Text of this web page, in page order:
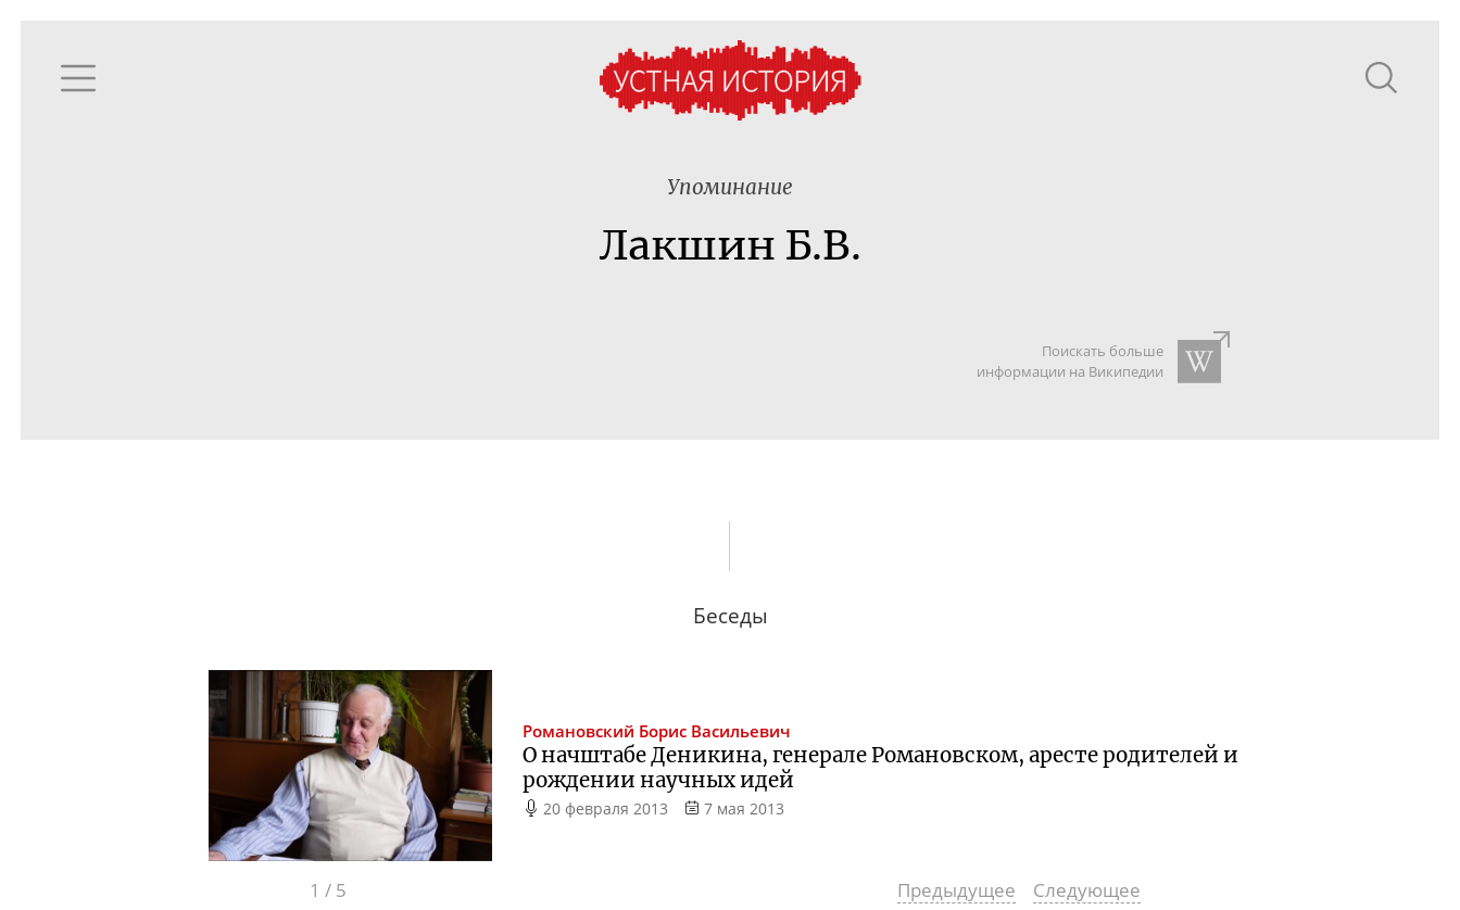
Упоминание
Лакшин Б.В.
Поискать больше
информации на Википедии
Беседы
Романовский Борис Васильевич
О начштабе Деникина, генерале Романовском, аресте родителей и
рождении научных идей
20 февраля 2013 7 мая 2013
1 / 5 Предыдущее Следующее